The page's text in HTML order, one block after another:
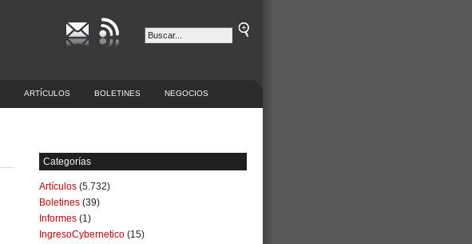
ARTÍCULOS BOLETINES NEGOCIOS
Categorías
Artículos (5.732)
Boletines (39)
Informes (1)
IngresoCybernetico (15)